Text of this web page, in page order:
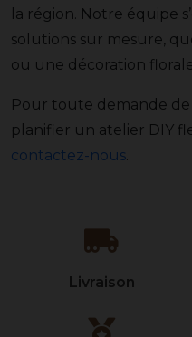
la région. Notre équipe
solutions sur mesure,
ou une décoration
Pour toute demande
planifier un atelier DIY
contactez-nous
Livraison